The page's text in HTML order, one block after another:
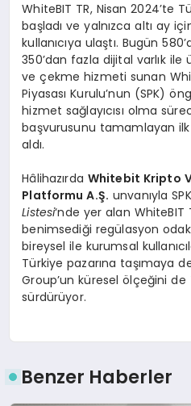
WhiteBIT TR, Nisan 2024’te
başladı ve yalnızca altı ay
kullanıcıya ulaştı. Bugün
350’dan fazla dijital varlık ile
ve çekme hizmeti sunan
Piyasası Kurulu’nun (SPK)
hizmet sağlayıcısı olma
başvurusunu tamamlayan
aldı.
Hâlihazırda Whitebit Kripto
Platformu A.Ş. unvanıyla
Listesi‘nde yer alan WhiteBIT
benimsediği regülasyon
bireysel ile kurumsal
Türkiye pazarına taşımaya
Group’un küresel ölçeğini
sürdürüyor.
Benzer Haberler